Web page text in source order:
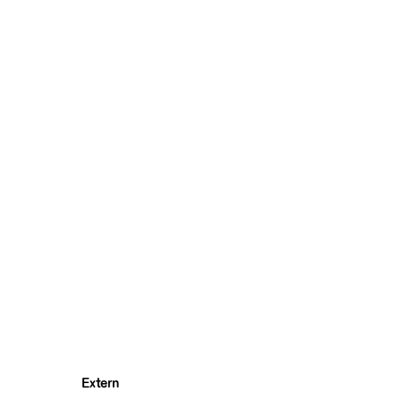
Extern